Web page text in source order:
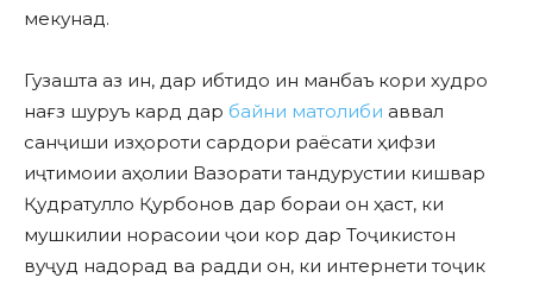
мекунад.
Гузашта аз ин, дар ибтидо ин манбаъ кори худро
нағз шуруъ кард дар байни матолиби аввал
санҷиши изҳороти сардори раёсати ҳифзи
иҷтимоии аҳолии Вазорати тандурустии кишвар
Қудратулло Қурбонов дар бораи он ҳаст, ки
мушкилии норасоии ҷои кор дар Тоҷикистон
вуҷуд надорад ва радди он, ки интернети тоҷик